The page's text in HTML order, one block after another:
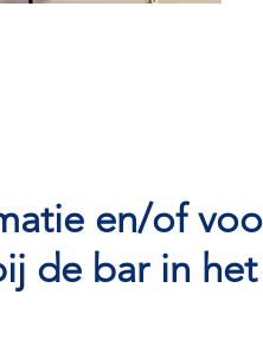
en/of
de bar in